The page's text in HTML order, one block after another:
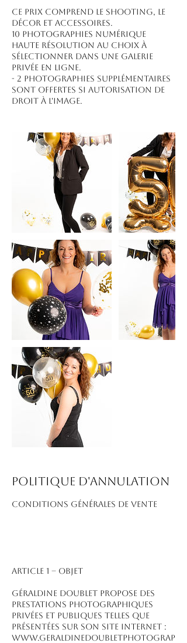
Ce prix comprend le shooting, le
décor et accessoires.
10 photographies numérique
haute résolution au choix à
sélectionner dans une galerie
privée en ligne.
- 2 photographies supplémentaires
sont offertes si autorisation de
Politique d'annulation
CONDITIONS GÉNÉRALES DE VENTE
ARTICLE 1 – OBJET
Géraldine Doublet propose des
prestations photographiques
privées et publiques telles que
présentées sur son site Internet :
www.geraldinedoubletphotograp